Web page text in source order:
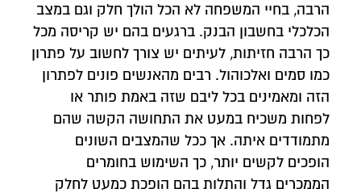
הרבה, בחיי המשפחה לא הכל הולך חלק וגם במצב
הכלכלי בחשבון הבנק. ברגעים בהם יש קריסה מכל
כך הרבה חזיתות, לעיתים יש צורך לחשוב על פתרון
כמו סמים ואלכוהול. רבים מהאנשים פונים לפתרון
הזה ומאמינים בכל ליבם שזה באמת פותר או
לפחות משכיח במעט את התחושה הקשה שהם
מתמודדים איתה. אך ככל שהמצבים השונים
הופכים לקשים יותר, כך השימוש בחומרים
הממכרים גדל והתלות בהם הופכת כמעט לחלק